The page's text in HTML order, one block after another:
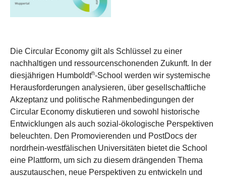
Die Circular Economy gilt als Schlüssel zu einer
nachhaltigen und ressourcenschonenden Zukunft. In der
diesjährigen Humboldtn-School werden wir systemische
Herausforderungen analysieren, über gesellschaftliche
Akzeptanz und politische Rahmenbedingungen der
Circular Economy diskutieren und sowohl historische
Entwicklungen als auch sozial-ökologische Perspektiven
beleuchten. Den Promovierenden und PostDocs der
nordrhein-westfälischen Universitäten bietet die School
eine Plattform, um sich zu diesem drängenden Thema
auszutauschen, neue Perspektiven zu entwickeln und